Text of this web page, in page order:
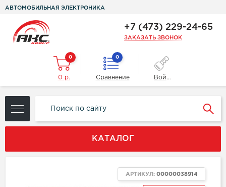
АВТОМОБИЛЬНАЯ ЭЛЕКТРОНИКА
+7 (473) 229-24-65
ЗАКАЗАТЬ ЗВОНОК
0
0 р.
0
Сравнение Войти
КАТАЛОГ
АРТИКУЛ: 00000038914